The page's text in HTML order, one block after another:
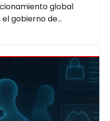
glo­bal
gobierno de...